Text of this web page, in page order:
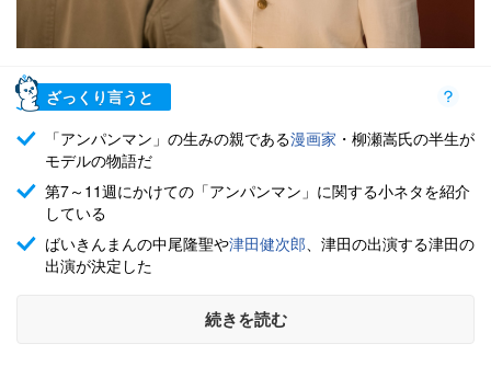
ざっくり言うと
「アンパンマン」の生みの親である漫画家 ・柳瀬嵩氏の半生が
モデルの物語だ
第7～11週にかけての「アンパンマン」に関する小ネタを紹介
している
ばいきんまんの中尾隆聖や津田健次郎 、津田の出演する津田の
出演が決定した
続きを読む